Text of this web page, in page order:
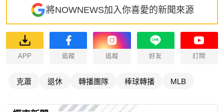
將NOWNEWS加入你喜愛的新聞來源
APP 追蹤 追蹤 好友 訂閱
克蕭 退休 轉播團隊 棒球轉播 MLB